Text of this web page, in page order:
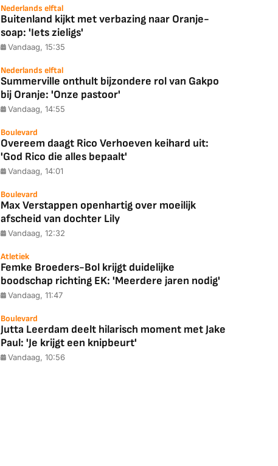
Nederlands elftal
Buitenland kijkt met verbazing naar Oranje-
soap: 'Iets zieligs'
Vandaag, 15:35
Nederlands elftal
Summerville onthult bijzondere rol van Gakpo
bij Oranje: 'Onze pastoor'
Vandaag, 14:55
Boulevard
Overeem daagt Rico Verhoeven keihard uit:
'God Rico die alles bepaalt'
Vandaag, 14:01
Boulevard
Max Verstappen openhartig over moeilijk
afscheid van dochter Lily
Vandaag, 12:32
Atletiek
Femke Broeders-Bol krijgt duidelijke
boodschap richting EK: 'Meerdere jaren nodig'
Vandaag, 11:47
Boulevard
Jutta Leerdam deelt hilarisch moment met Jake
Paul: 'Je krijgt een knipbeurt'
Vandaag, 10:56